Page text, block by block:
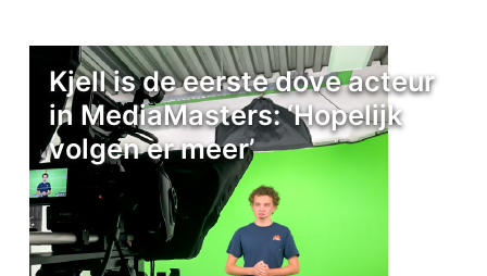
Kjell is de eerste dove acteur
in MediaMasters: ‘Hopelijk
volgen er meer’